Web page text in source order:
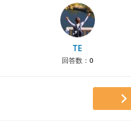
TE
回答数： 0